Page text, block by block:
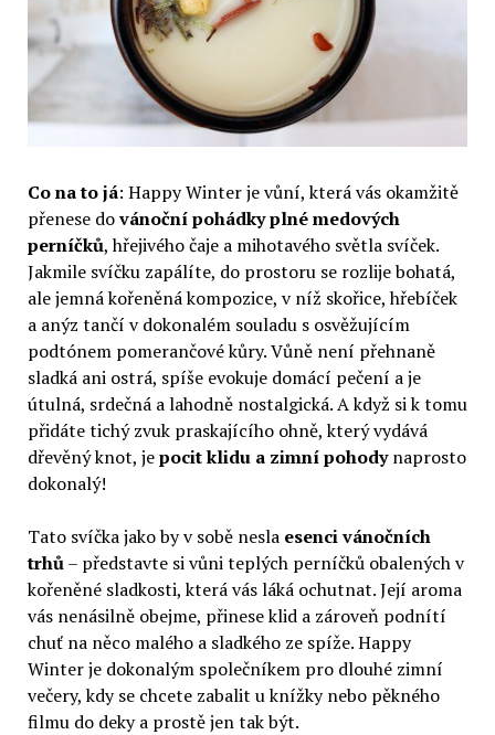
Co na to já: Happy Winter je vůní, která vás okamžitě
přenese dovánoční pohádky plné medových
perníčků, hřejivého čaje a mihotavého světla svíček.
Jakmile svíčku zapálíte, do prostoru se rozlije bohatá,
ale jemná kořeněná kompozice, v níž skořice, hřebíček
a anýz tančí v dokonalém souladu s osvěžujícím
podtónem pomerančové kůry. Vůně není přehnaně
sladká ani ostrá, spíše evokuje domácí pečení a je
útulná, srdečná a lahodně nostalgická. A když si k tomu
přidáte tichý zvuk praskajícího ohně, který vydává
dřevěný knot, jepocit klidu a zimní pohodynaprosto
dokonalý!
Tato svíčka jako by v sobě nesla esenci vánočních
trhů– představte si vůni teplých perníčků obalených v
kořeněné sladkosti, která vás láká ochutnat. Její aroma
vás nenásilně obejme, přinese klid a zároveň podnítí
chuť na něco malého a sladkého ze spíže. Happy
Winter je dokonalým společníkem pro dlouhé zimní
večery, kdy se chcete zabalit u knížky nebo pěkného
filmu do deky a prostě jen tak být.